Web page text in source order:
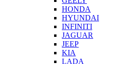
HONDA
HYUNDAI
INFINITI
JAGUAR
JEEP
KIA
LADA